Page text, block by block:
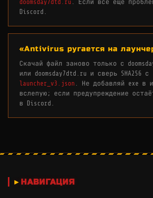
doomsday7dtd.ru . Если всё ещё
Discord.
«Antivirus ругается на
Скачай файл заново только с
или doomsday7dtd.ru и сверь SHA256 с
launcher_v3.json . Не добавляй exe в
вслепую; если предупреждение
в Discord.
НАВИГАЦИЯ